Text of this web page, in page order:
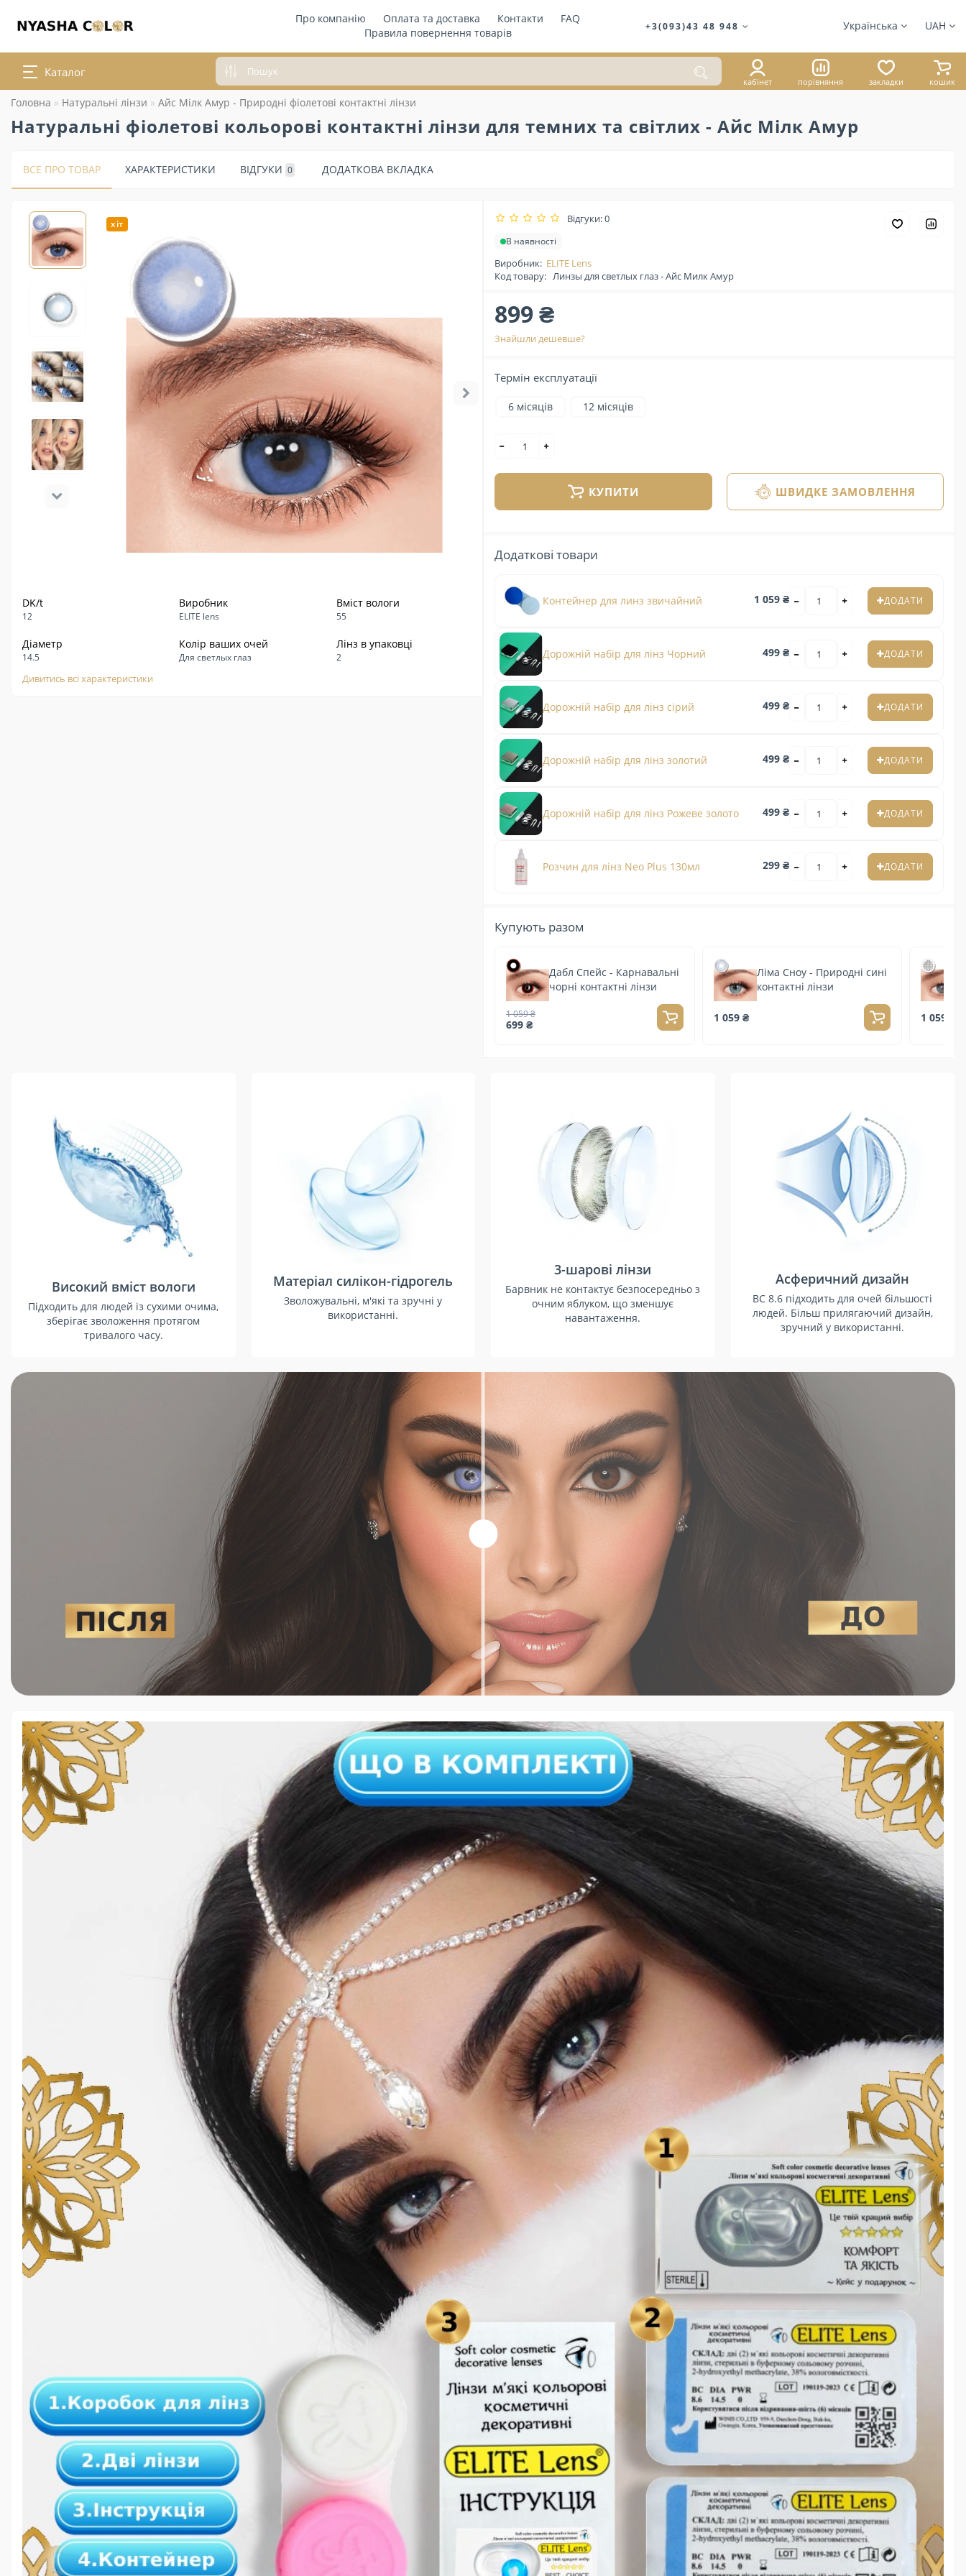
Про компанію Оплата та доставка Контакти
FAQ
Правила повернення товарів
+3(093)43 48 948 UAH
Українська
Каталог
кабінет порівняння закладки кошик
Головна Натуральні лінзи Айс Мілк Амур - Природні фіолетові контактні лінзи
Натуральні фіолетові кольорові контактні лінзи для темних та світлих - Айс Мілк Амур
ВСЕ ПРО ТОВАР ХАРАКТЕРИСТИКИ ВІДГУКИ 0 ДОДАТКОВА ВКЛАДКА
хіт
DK/t
12
Виробник
ELITE lens
Вміст вологи
55
Діаметр
14.5
Колір ваших очей
Для светлых глаз
Лінз в упаковці
2
Дивитись всі характеристики
Відгуки: 0
В наявності
Виробник: ELITE Lens
Код товару: Линзы для светлых глаз - Айс Милк Амур
899 ₴
Знайшли дешевше?
Термін експлуатації
6 місяців 12 місяців
КУПИТИ ШВИДКЕ ЗАМОВЛЕННЯ
Додаткові товари
Контейнер для линз звичайний 1 059 ₴ ДОДАТИ
Дорожній набір для лінз Чорний 499 ₴ ДОДАТИ
Дорожній набір для лінз сірий 499 ₴ ДОДАТИ
Дорожній набір для лінз золотий 499 ₴ ДОДАТИ
Дорожній набір для лінз Рожеве золото 499 ₴ ДОДАТИ
Розчин для лінз Neo Plus 130мл 299 ₴ ДОДАТИ
Купують разом
Дабл Спейс - Карнавальні
чорні контактні лінзи
1 059 ₴
699 ₴
Ліма Сноу - Природні сині
контактні лінзи
1 059 ₴ 1 059 ₴
Високий вміст вологи
Підходить для людей із сухими очима,
зберігає зволоження протягом
тривалого часу.
Матеріал силікон-гідрогель
Зволожувальні, м'які та зручні у
використанні.
3-шарові лінзи
Барвник не контактує безпосередньо з
очним яблуком, що зменшує
навантаження.
Асферичний дизайн
BC 8.6 підходить для очей більшості
людей. Більш прилягаючий дизайн,
зручний у використанні.